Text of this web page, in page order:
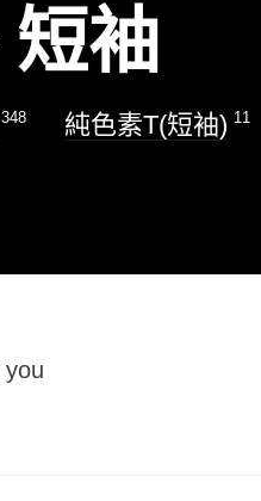
短袖
348 純色素T(短袖) 11